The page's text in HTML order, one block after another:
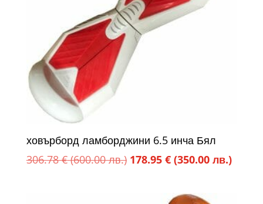
ховърборд ламборджини 6.5 инча Бял
306.78€ (600.00 лв.) Original
178.95 € (350.00 лв.)